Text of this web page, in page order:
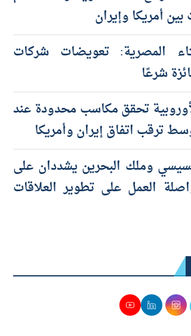
المصرية: تعويضات شركات
شرعًا
تحقق مكاسب محدودة عند
ترقب اتفاق إيران وأمريكا
وملك البحرين يشددان على
العمل على تطوير العلاقات